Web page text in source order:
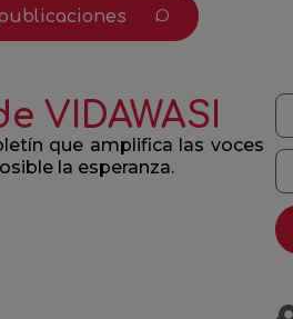
VIDAWASI
que amplifica las voces
la esperanza.